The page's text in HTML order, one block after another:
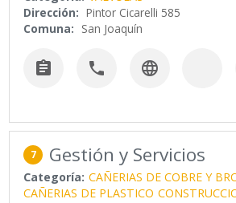
Dirección: Pintor Cicarelli 585
Comuna: San Joaquín
  
7 Gestión y Servicios
Categoría: CAÑERIAS DE COBRE Y
CAÑERIAS DE PLASTICO